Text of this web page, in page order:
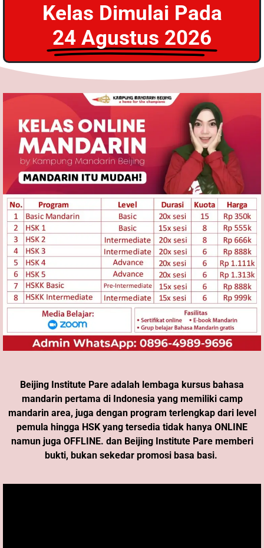
Kelas Dimulai Pada
24 Agustus 2026
Beijing Institute Pare adalah lembaga kursus bahasa
mandarin pertama di Indonesia yang memiliki camp
mandarin area, juga dengan program terlengkap dari level
pemula hingga HSK yang tersedia tidak hanya ONLINE
namun juga OFFLINE. dan Beijing Institute Pare memberi
bukti, bukan sekedar promosi basa basi.